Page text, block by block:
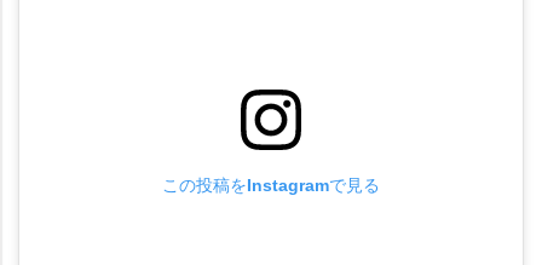
この投稿をInstagramで見る